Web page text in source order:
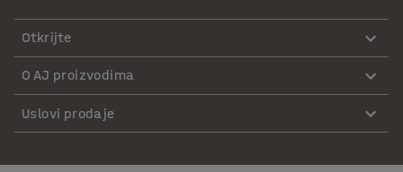
Otkrijte
O AJ proizvodima
Uslovi prodaje